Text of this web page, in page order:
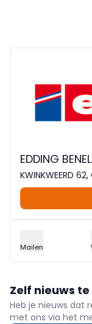
EDDING
KWINKWEERD
Mailen
Zelf nieuws
Heb je nieuws dat
met ons via het